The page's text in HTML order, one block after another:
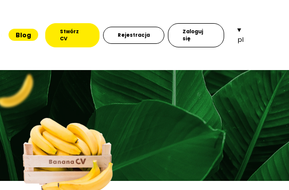
Blog
Stwórz
CV
Rejestracja
Zaloguj
się
pl